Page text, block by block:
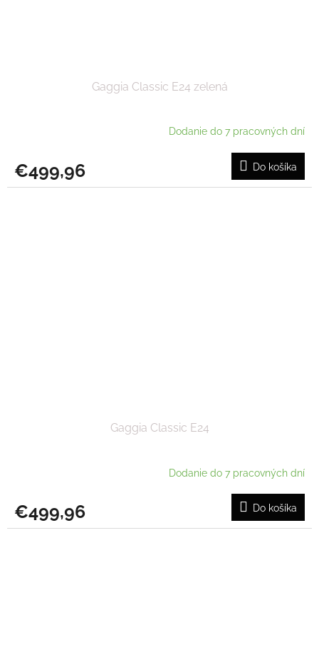
Gaggia Classic E24 zelená
Dodanie do 7 pracovných dní
€499,96 Do košíka
Gaggia Classic E24
Dodanie do 7 pracovných dní
€499,96 Do košíka